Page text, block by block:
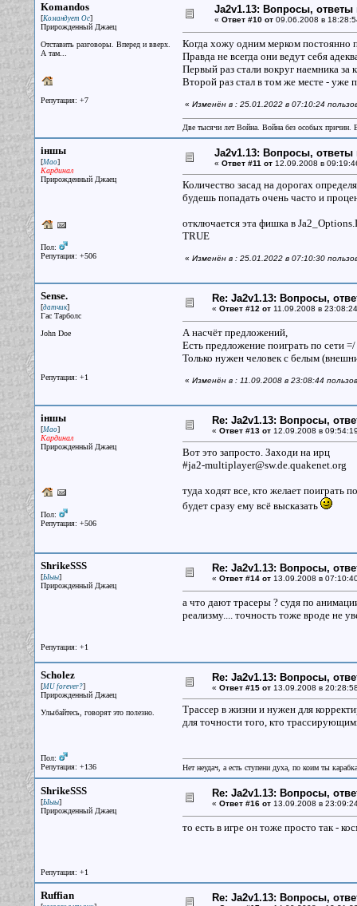
Komandos
[Командует Ос]
Прирожденный Джаец
Отставить разговоры. Вперед и вверх.
А там...
Репутация: +7
Ja2v1.13: Вопросы,
« Ответ #10 от09.06.2008 в
Когда хожу одним мерком постоянно
Правда не всегда они ведут себя
Первый раз стали вокруг наемника
Второй раз стал в том же месте - уже
« Изменён в : 25.01.2022 в 07:10:24
Две тысячи лет Война. Война без особых
iншы
[Мао]
Кардинал
Прирожденный Джаец
Пол:
Репутация: +506
Ja2v1.13: Вопросы,
« Ответ #11 от12.09.2008 в
Количество засад на дорогах
будешь попадать очень часто и
отключается эта фишка в
TRUE
« Изменён в : 25.01.2022 в 07:10:30
Sense.
[датчик]
Гас Тарболс
John Doe
Репутация: +1
Re: Ja2v1.13: Вопросы,
« Ответ #12 от11.09.2008 в
А насчёт предложений,
Есть предложение поиграть по сети
Только нужен человек с белым
« Изменён в : 11.09.2008 в 23:08:44
iншы
[Мао]
Кардинал
Прирожденный Джаец
Пол:
Репутация: +506
Re: Ja2v1.13: Вопросы,
« Ответ #13 от12.09.2008 в
Вот это запросто. Заходи на ирц
#ja2-multiplayer@sw.de.quakenet.org
туда ходят все, кто желает поиграть
будет сразу ему всё высказать
ShrikeSSS
[Ыыы]
Прирожденный Джаец
Репутация: +1
Re: Ja2v1.13: Вопросы,
« Ответ #14 от13.09.2008 в
а что дают трасеры ? судя по
реализму.... точность тоже вроде не
Scholez
[MU forever?]
Прирожденный Джаец
Улыбайтесь, говорят это полезно.
Пол:
Репутация: +136
Re: Ja2v1.13: Вопросы,
« Ответ #15 от13.09.2008 в
Трассер в жизни и нужен для
для точности того, кто
Нет неудач, а есть ступени духа, по коим ты
ShrikeSSS
[Ыыы]
Прирожденный Джаец
Репутация: +1
Re: Ja2v1.13: Вопросы,
« Ответ #16 от13.09.2008 в
то есть в игре он тоже просто так -
Ruffian Re: Ja2v1.13: Вопросы,